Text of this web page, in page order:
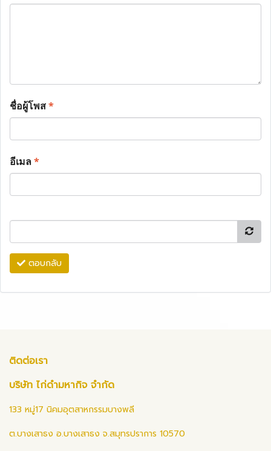
ชื่อผู้โพส*
อีเมล*
ตอบกลับ
ติดต่อเรา
บริษัท ไก่ดำมหากิจ จำกัด
133 หมู่17 นิคมอุตสาหกรรมบางพลี
ต.บางเสาธง อ.บางเสาธง จ.สมุทรปราการ 10570